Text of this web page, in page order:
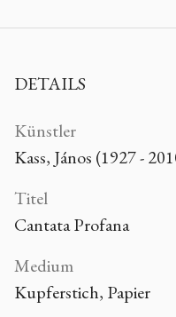
DETAILS
Künstler
Kass, János (1927 -
Titel
Cantata Profana
Medium
Kupferstich, Papier